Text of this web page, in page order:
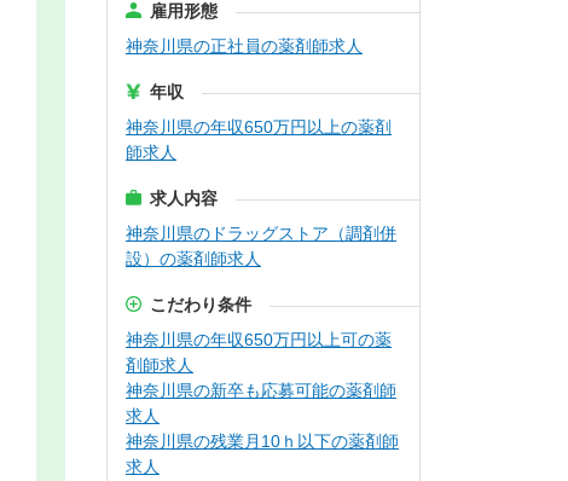
雇用形態
神奈川県の正社員の薬剤師求人
年収
神奈川県の年収650万円以上の薬剤
師求人
求人内容
神奈川県のドラッグストア（調剤併
設）の薬剤師求人
こだわり条件
神奈川県の年収650万円以上可の薬
剤師求人
神奈川県の新卒も応募可能の薬剤師
求人
神奈川県の残業月10ｈ以下の薬剤師
求人